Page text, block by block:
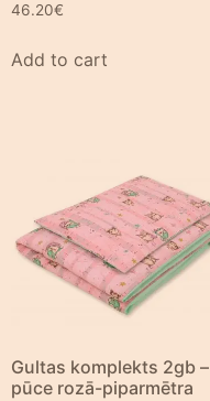
46.20€
Add to cart
Gultas komplekts 2gb –
pūce rozā-piparmētra